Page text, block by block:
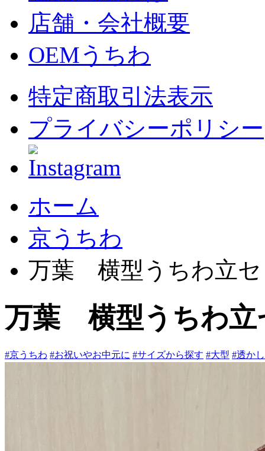
店舗・会社概要
OEMうちわ
特定商取引法表示
プライバシーポリシー
ホーム
京うちわ
万葉 横型うちわ立
万葉 横型うちわ
#京うちわ #お祝いやお中元に #サイズから探す #大型 #透か